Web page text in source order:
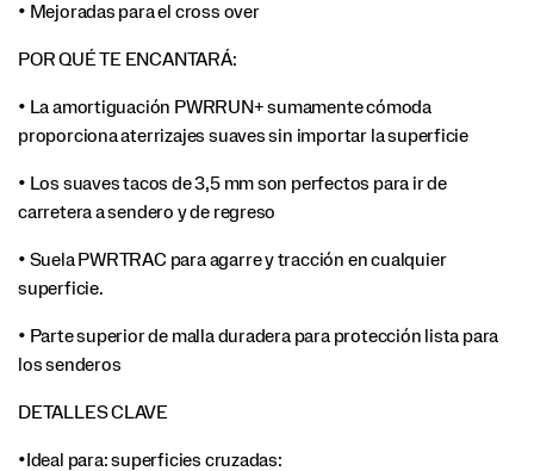
• Mejoradas para el cross over
POR QUÉ TE ENCANTARÁ:
• La amortiguación PWRRUN+ sumamente cómoda
proporciona aterrizajes suaves sin importar la superficie
• Los suaves tacos de 3,5 mm son perfectos para ir de
carretera a sendero y de regreso
• Suela PWRTRAC para agarre y tracción en cualquier
superficie.
• Parte superior de malla duradera para protección lista para
los senderos
DETALLES CLAVE
•Ideal para: superficies cruzadas: